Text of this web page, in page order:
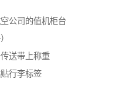
公司的值机柜台
送带上称重
行李标签